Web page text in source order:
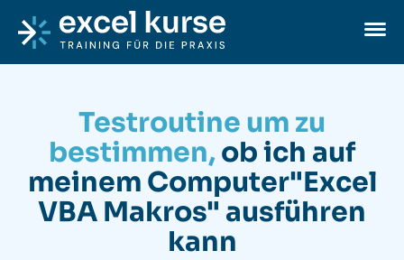
Excel-Kurse
Testroutine um zu
bestimmen,ob ich auf
meinem Computer"Excel
VBA Makros" ausführen
kann